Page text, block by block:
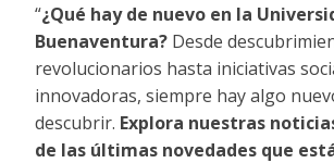
“¿Qué hay de nuevo en la
Buenaventura? Desde
revolucionarios hasta iniciativas
innovadoras, siempre hay algo
descubrir. Explora nuestras
de las últimas novedades que